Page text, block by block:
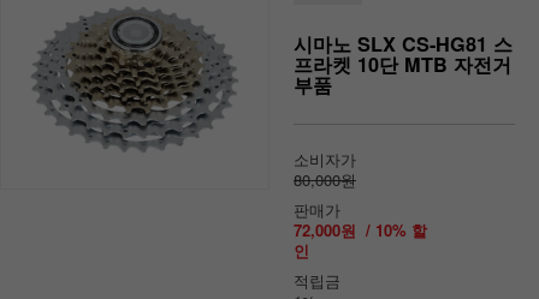
시마노 SLX CS-HG81 스
프라켓 10단 MTB 자전거
부품
소비자가
80,000원
판매가
72,000원 / 10% 할
인
적립금